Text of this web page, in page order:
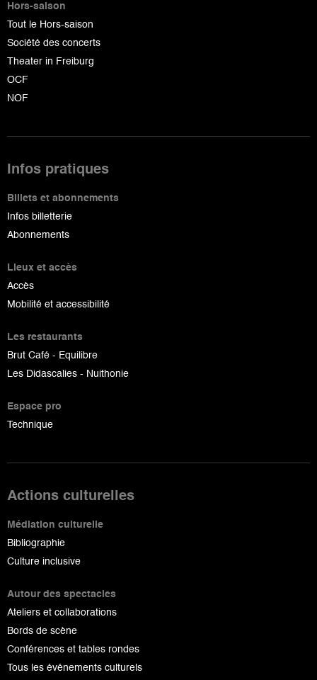
Hors-saison
Tout le Hors-saison
Société des concerts
Theater in Freiburg
OCF
NOF
Infos pratiques
Billets et abonnements
Infos billetterie
Abonnements
Lieux et accès
Accès
Mobilité et accessibilité
Les restaurants
Brut Café - Equilibre
Les Didascalies - Nuithonie
Espace pro
Technique
Actions culturelles
Médiation culturelle
Bibliographie
Culture inclusive
Autour des spectacles
Ateliers et collaborations
Bords de scène
Conférences et tables rondes
Tous les événements culturels